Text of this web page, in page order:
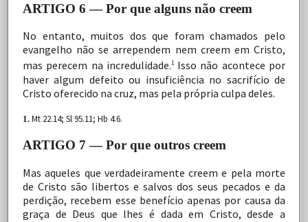
ARTIGO 6 — Por que alguns não creem
No entanto, muitos dos que foram chamados pelo
evangelho não se arrependem nem creem em Cristo,
mas perecem na incredulidade.1 Isso não acontece por
haver algum defeitoou insuficiência no sacrifício de
Cristo oferecido na cruz, mas pela própria culpa deles.
1. Mt 22.14; Sl 95.11; Hb 4.6.
ARTIGO 7 — Por que outros creem
Mas aqueles que verdadeiramente creem e pela morte
de Cristo são libertos e salvos dos seus pecados e da
perdição, recebem esse benefício apenas por causa da
graça de Deus que lhes é dada em Cristo, desde a